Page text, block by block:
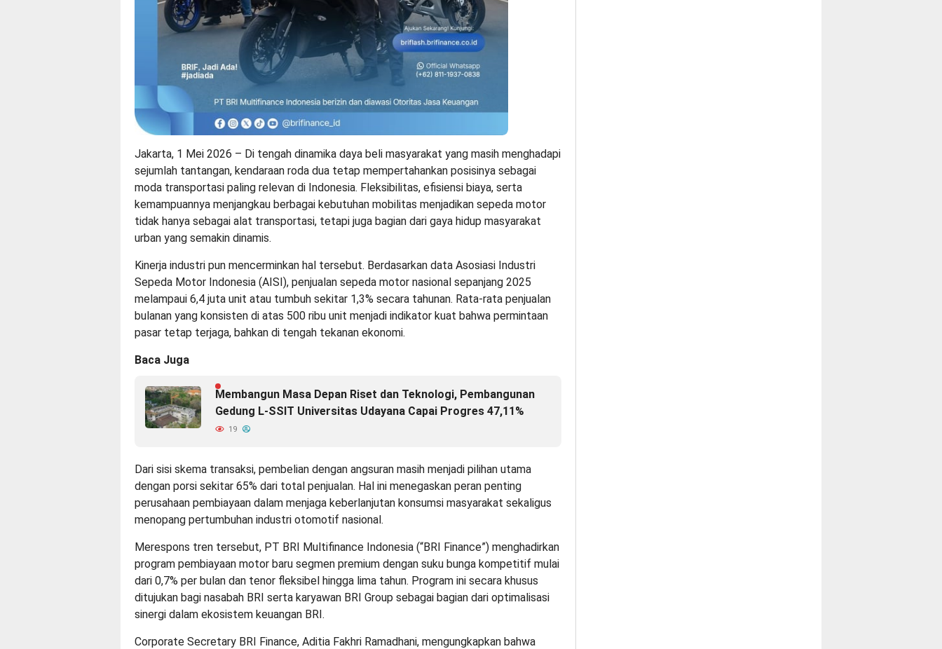
Jakarta, 1 Mei 2026 – Di tengah dinamika daya beli masyarakat yang masih menghadapi
sejumlah tantangan, kendaraan roda dua tetap mempertahankan posisinya sebagai
moda transportasi paling relevan di Indonesia. Fleksibilitas, efisiensi biaya, serta
kemampuannya menjangkau berbagai kebutuhan mobilitas menjadikan sepeda motor
tidak hanya sebagai alat transportasi, tetapi juga bagian dari gaya hidup masyarakat
urban yang semakin dinamis.
Kinerja industri pun mencerminkan hal tersebut. Berdasarkan data Asosiasi Industri
Sepeda Motor Indonesia (AISI), penjualan sepeda motor nasional sepanjang 2025
melampaui 6,4 juta unit atau tumbuh sekitar 1,3% secara tahunan. Rata-rata penjualan
bulanan yang konsisten di atas 500 ribu unit menjadi indikator kuat bahwa permintaan
pasar tetap terjaga, bahkan di tengah tekanan ekonomi.
Baca Juga
Membangun Masa Depan Riset dan Teknologi, Pembangunan
Gedung L-SSIT Universitas Udayana Capai Progres 47,11%
19
Dari sisi skema transaksi, pembelian dengan angsuran masih menjadi pilihan utama
dengan porsi sekitar 65% dari total penjualan. Hal ini menegaskan peran penting
perusahaan pembiayaan dalam menjaga keberlanjutan konsumsi masyarakat sekaligus
menopang pertumbuhan industri otomotif nasional.
Merespons tren tersebut, PT BRI Multifinance Indonesia (“BRI Finance”) menghadirkan
program pembiayaan motor baru segmen premium dengan suku bunga kompetitif mulai
dari 0,7% per bulan dan tenor fleksibel hingga lima tahun. Program ini secara khusus
ditujukan bagi nasabah BRI serta karyawan BRI Group sebagai bagian dari optimalisasi
sinergi dalam ekosistem keuangan BRI.
Corporate Secretary BRI Finance, Aditia Fakhri Ramadhani, mengungkapkan bahwa